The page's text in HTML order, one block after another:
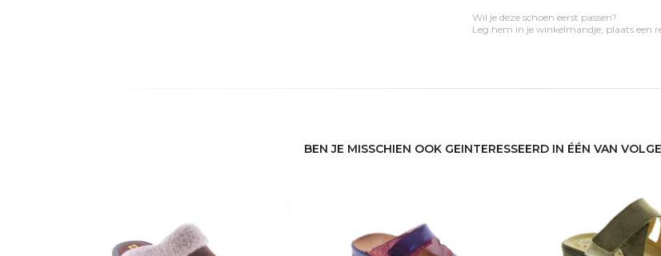
Wil je deze schoen eerst passen?
Leg hem in je winkelmandje, plaats een
BEN JE MISSCHIEN OOK GEINTERESSEERD IN ÉÉN VAN